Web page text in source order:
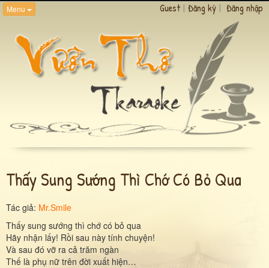
Menu Guest | Đăng ký | Đăng nhập
Thấy Sung Sướng Thì Chớ Có Bỏ Qua
Tác giả: Mr.Smile
Thấy sung sướng thì chớ có bỏ qua
Hãy nhận lấy! Rồi sau này tính chuyện!
Và sau đó vỡ ra cả trăm ngàn
Thế là phụ nữ trên đời xuất hiện…